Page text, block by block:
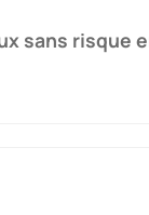
sans risque